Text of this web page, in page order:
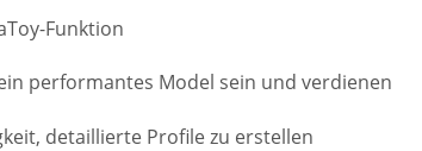
Funktion
performantes Model sein und verdienen
detaillierte Profile zu erstellen